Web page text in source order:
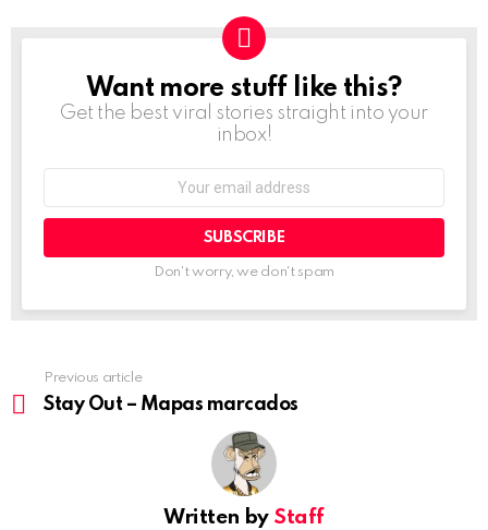
NEWSLETTER
Want more stuff like this?
Get the best viral stories straight into your
inbox!
Don't worry, we don't spam
more
Previous article
Stay Out – Mapas marcados
Written by Staff